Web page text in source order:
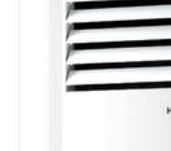
Royal Clima
Midea
Aero IXIA
Показать еще